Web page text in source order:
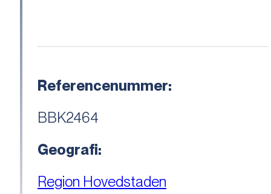
Referencenummer:
BBK2464
Geografi:
Region Hovedstaden